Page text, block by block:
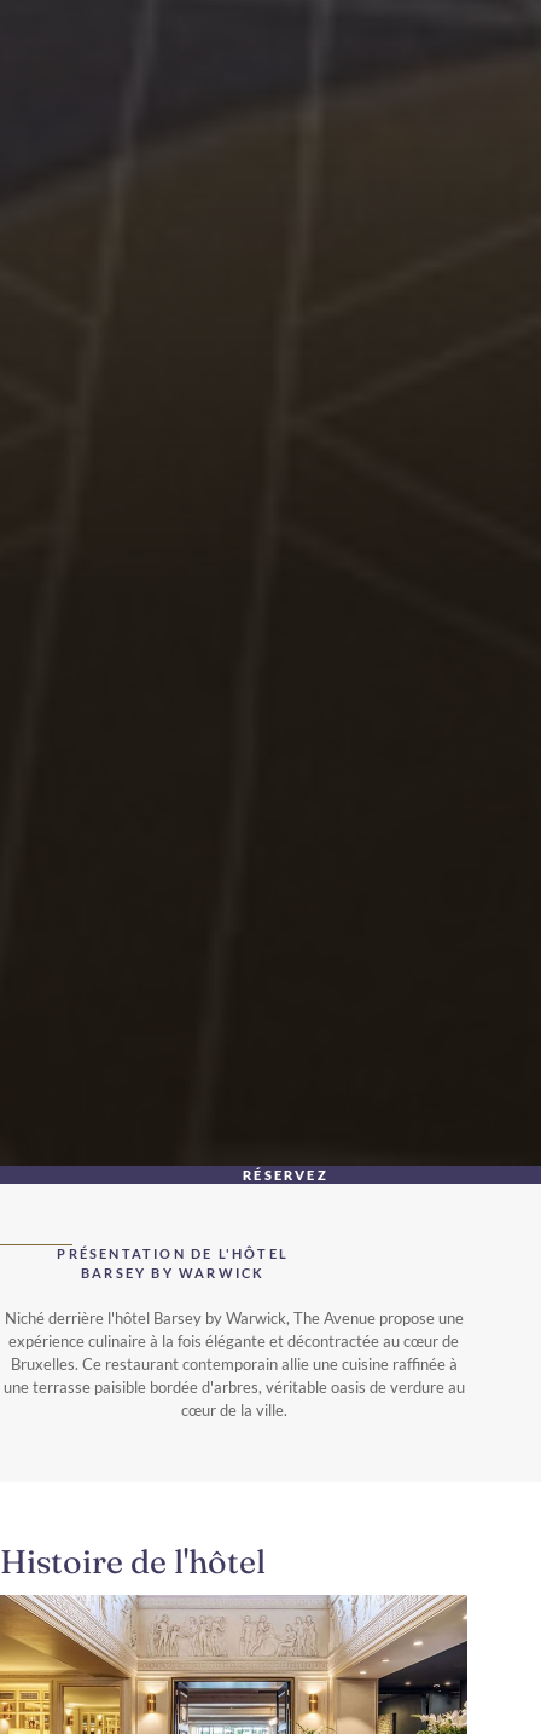
RÉSERVEZ
PRÉSENTATION DE L'HÔTEL
BARSEY BY WARWICK
Niché derrière l'hôtel Barsey by Warwick, The Avenue propose une
expérience culinaire à la fois élégante et décontractée au cœur de
Bruxelles. Ce restaurant contemporain allie une cuisine raffinée à
une terrasse paisible bordée d'arbres, véritable oasis de verdure au
cœur de la ville.
Histoire de l'hôtel